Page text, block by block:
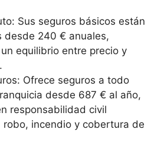
Sus seguros básicos están
desde 240 € anuales,
equilibrio entre precio y
Ofrece seguros a todo
desde 687 € al año,
responsabilidad civil
robo, incendio y cobertura de